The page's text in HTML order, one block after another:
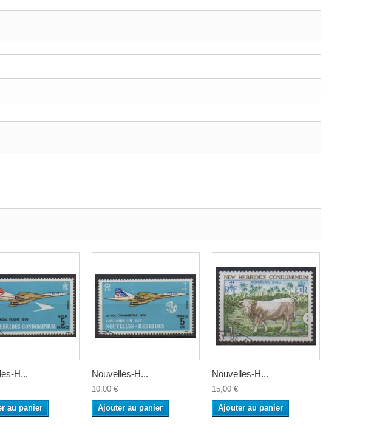
H...
au panier
Nouvelles-H...
10,00 €
Ajouter au panier
Nouvelles-H...
15,00 €
Ajouter au panier